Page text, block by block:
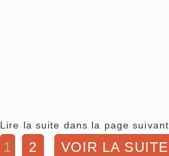
Lire la suite dans la page
1 2 VOIR LA SUITE